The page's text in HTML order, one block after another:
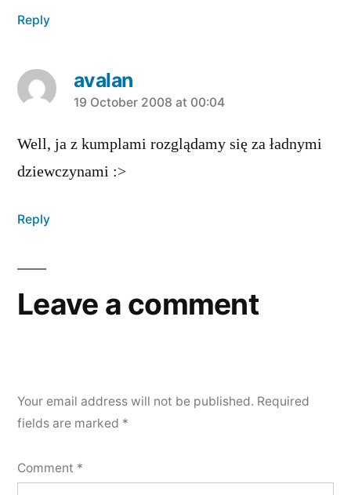
Reply
avalan
says:
19 October 2008 at 00:04
Well, ja z kumplami rozglądamy się za ładnymi
dziewczynami :>
Reply
Leave a comment
Your email address will not be published. Required
fields are marked *
Comment *